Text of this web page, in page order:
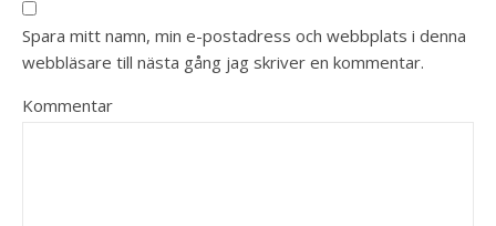
Spara mitt namn, min e-postadress och webbplats i denna
webbläsare till nästa gång jag skriver en kommentar.
Kommentar